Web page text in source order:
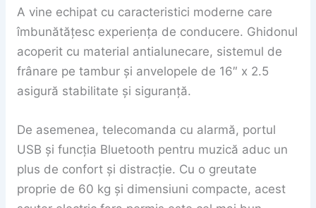
A vine echipat cu caracteristici moderne care
îmbunătățesc experiența de conducere. Ghidonul
acoperit cu material antialunecare, sistemul de
frânare pe tambur și anvelopele de 16″ x 2.5
asigură stabilitate și siguranță.
De asemenea, telecomanda cu alarmă, portul
USB și funcția Bluetooth pentru muzică aduc un
plus de confort și distracție. Cu o greutate
proprie de 60 kg și dimensiuni compacte, acest